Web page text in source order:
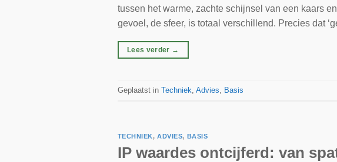
tussen het warme, zachte schijnsel van een kaars
gevoel, de sfeer, is totaal verschillend. Precies dat
Lees verder →
Geplaatst in Techniek Advies Basis
TECHNIEK,ADVIES, BASIS
IP waardes ontcijferd: van